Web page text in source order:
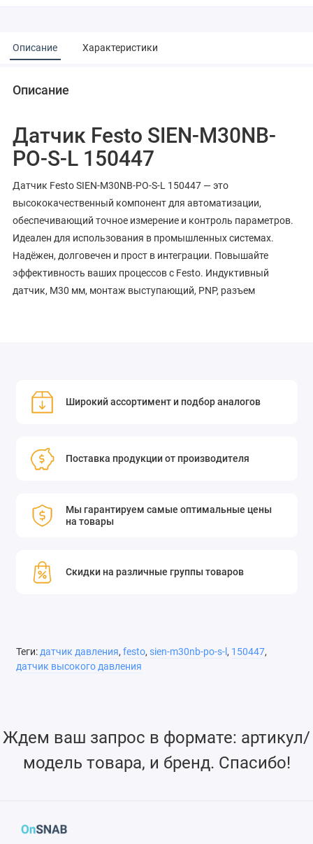
Описание Характеристики
Описание
Датчик Festo SIEN-M30NB-
PO-S-L 150447
Датчик Festo SIEN-M30NB-PO-S-L 150447 — это
высококачественный компонент для автоматизации,
обеспечивающий точное измерение и контроль параметров.
Идеален для использования в промышленных системах.
Надёжен, долговечен и прост в интеграции. Повышайте
эффективность ваших процессов с Festo. Индуктивный
датчик, M30 мм, монтаж выступающий, PNP, разъем
Широкий ассортимент и подбор аналогов
Поставка продукции от производителя
Мы гарантируем самые оптимальные цены
на товары
Скидки на различные группы товаров
Теги:датчик давления, festo, sien-m30nb-po-s-l, 150447,
датчик высокого давления
Ждем ваш запрос в формате: артикул/
модель товара, и бренд. Спасибо!